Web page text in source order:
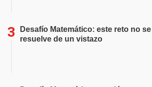
Desafío Matemático: este reto no se
resuelve de un vistazo